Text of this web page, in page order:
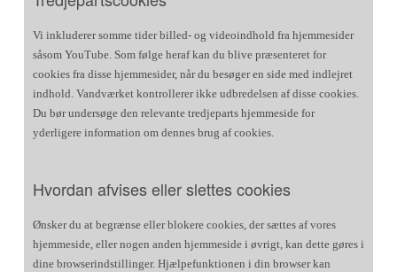
Vi inkluderer somme tider billed- og videoindhold fra hjemmesider
såsom YouTube. Som følge heraf kan du blive præsenteret for
cookies fra disse hjemmesider, når du besøger en side med indlejret
indhold. Vandværket kontrollerer ikke udbredelsen af disse cookies.
Du bør undersøge den relevante tredjeparts hjemmeside for
yderligere information om dennes brug af cookies.
Hvordan afvises eller slettes cookies
Ønsker du at begrænse eller blokere cookies, der sættes af vores
hjemmeside, eller nogen anden hjemmeside i øvrigt, kan dette gøres i
dine browserindstillinger. Hjælpefunktionen i din browser kan